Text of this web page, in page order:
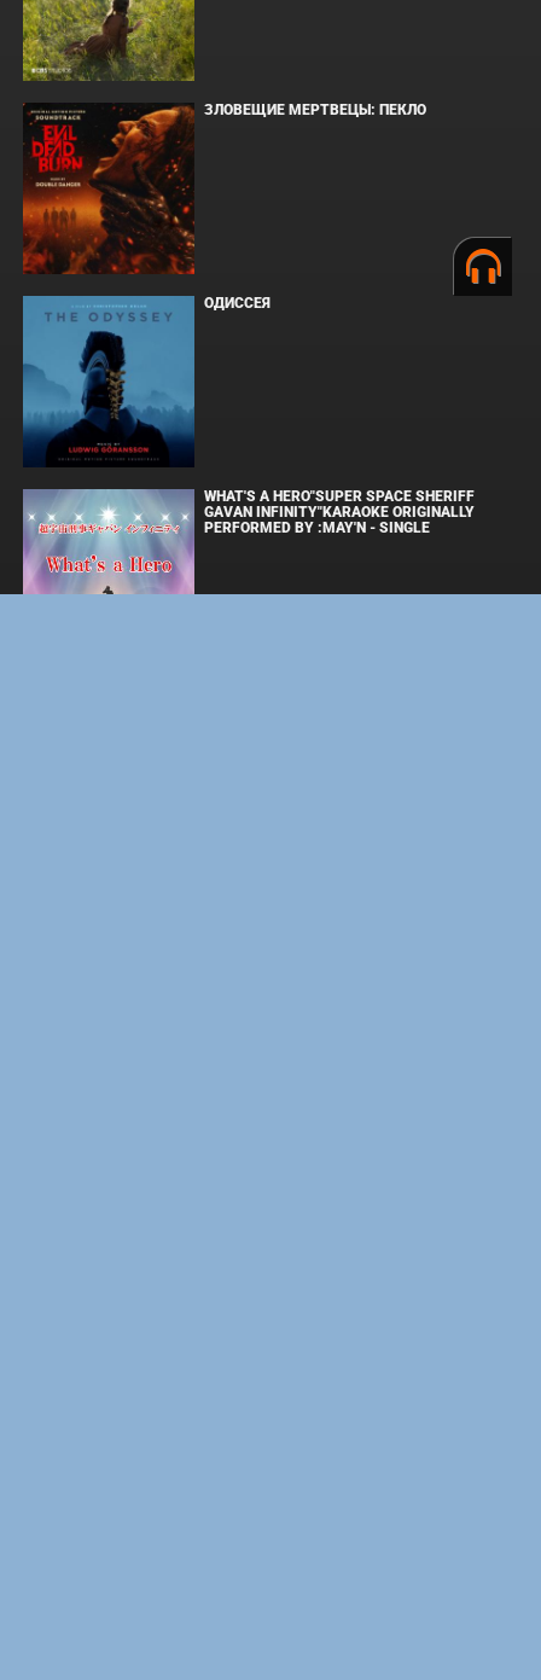
ЗЛОВЕЩИЕ МЕРТВЕЦЫ: ПЕКЛО
ОДИССЕЯ
WHAT'S A HERO"SUPER SPACE SHERIFF
GAVAN INFINITY"KARAOKE ORIGINALLY
PERFORMED BY :MAY'N - SINGLE